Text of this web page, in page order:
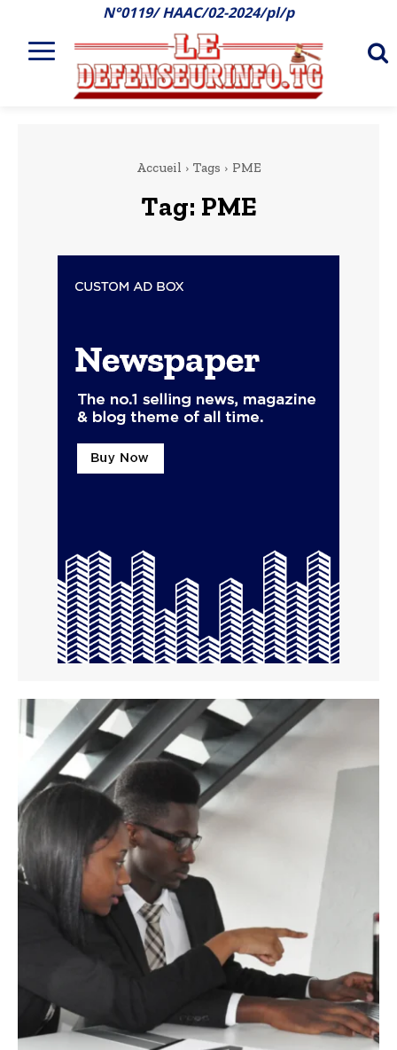
N°0119/ HAAC/02-2024/pl/p
Accueil Tags PME
Tag: PME